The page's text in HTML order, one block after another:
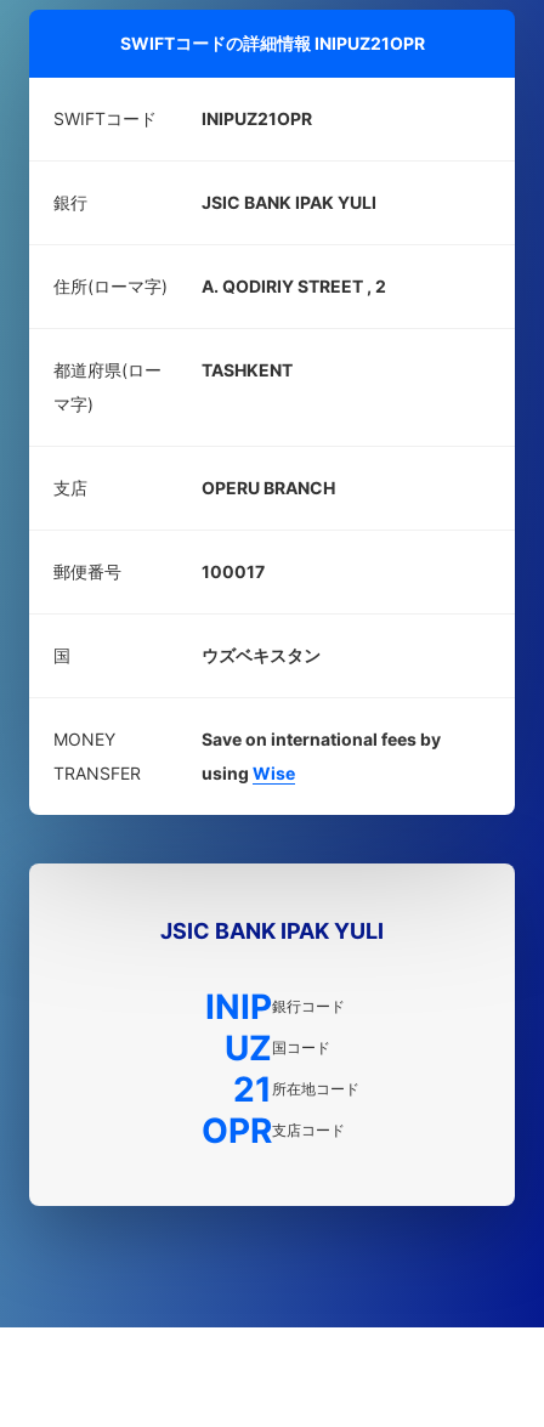
SWIFTコードの詳細情報 INIPUZ21OPR
SWIFTコード INIPUZ21OPR
銀行 JSIC BANK IPAK YULI
住所(ローマ字) A. QODIRIY STREET , 2
都道府県(ロー
マ字)
TASHKENT
支店 OPERU BRANCH
郵便番号 100017
国 ウズベキスタン
MONEY
TRANSFER
Save on international fees by
using Wise
JSIC BANK IPAK YULI
INIP銀行コード
UZ国コード
21 所在地コード
OPR支店コード